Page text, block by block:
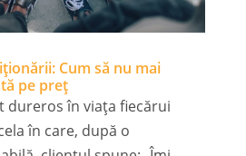
Cum să nu mai
pe preț
dureros în viața fiecărui
în care, după o